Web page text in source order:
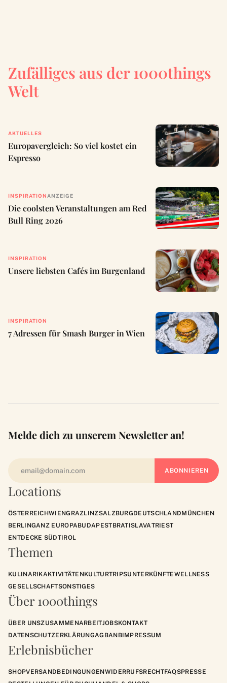
Zufälliges aus der 1000things
Welt
AKTUELLES
Europavergleich: So viel kostet ein
Espresso
INSPIRATION ANZEIGE
Die coolsten Veranstaltungen am Red
Bull Ring 2026
INSPIRATION
Unsere liebsten Cafés im Burgenland
INSPIRATION
7 Adressen für Smash Burger in Wien
Locations
ÖSTERREICHWIENGRAZLINZSALZBURGDEUTSCHLANDMÜNCHEN
BERLINGANZ EUROPABUDAPESTBRATISLAVATRIEST
ENTDECKE SÜDTIROL
Themen
KULINARIKAKTIVITÄTENKULTURTRIPSUNTERKÜNFTEWELLNESS
GESELLSCHAFTSONSTIGES
Über 1000things
ÜBER UNSZUSAMMENARBEITJOBSKONTAKT
DATENSCHUTZERKLÄRUNGAGBANBIMPRESSUM
Erlebnisbücher
SHOPVERSANDBEDINGUNGENWIDERRUFSRECHTFAQSPRESSE
Melde dich zu unserem Newsletter an!